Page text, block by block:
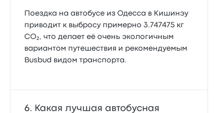
Поездка на автобусе из Одесса в Кишинэу
приводит к выбросу примерно 3.747475 кг
CO₂, что делает её очень экологичным
вариантом путешествия и рекомендуемым
Busbud видом транспорта.
Какая лучшая автобусная